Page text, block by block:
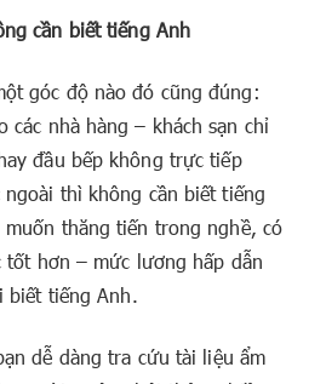
cần biết tiếng Anh
góc độ nào đó cũng đúng:
các nhà hàng – khách sạn chỉ
đầu bếp không trực tiếp
thì không cần biết tiếng
thăng tiến trong nghề, có
hơn – mức lương hấp dẫn
biết tiếng Anh.
dễ dàng tra cứu tài liệu ẩm